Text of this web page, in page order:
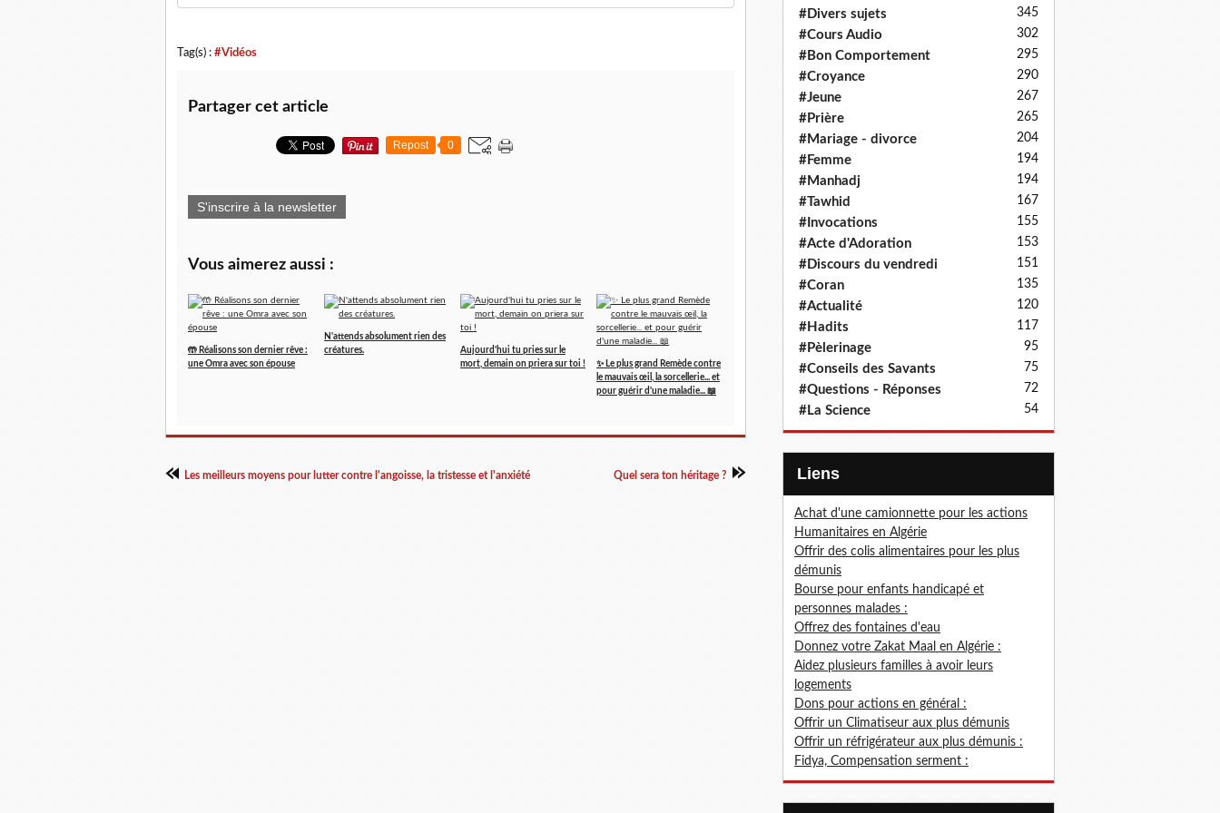
Tag(s) : #Vidéos
Partager cet article
Repost 0
S'inscrire à la newsletter
Vous aimerez aussi :
🤲 Réalisons son dernier rêve :
une Omra avec son épouse
N'attends absolument rien des
créatures.
Aujourd'hui tu pries sur le
mort, demain on priera sur toi !
✨ Le plus grand Remède contre
le mauvais œil, la sorcellerie... et
pour guérir d'une maladie... 📖
Les meilleurs moyens pour lutter contre l'angoisse, la tristesse et l'anxiété Quel sera ton héritage ?
#Divers sujets 345
#Cours Audio 302
#Bon Comportement 295
#Croyance 290
#Jeune 267
#Prière 265
#Mariage - divorce 204
#Femme 194
#Manhadj 194
#Tawhid 167
#Invocations 155
#Acte d'Adoration 153
#Discours du vendredi 151
#Coran 135
#Actualité 120
#Hadits 117
#Pèlerinage 95
#Conseils des Savants 75
#Questions - Réponses 72
#La Science 54
Liens
Achat d'une camionnette pour les actions
Humanitaires en Algérie
Offrir des colis alimentaires pour les plus
démunis
Bourse pour enfants handicapé et
personnes malades :
Offrez des fontaines d'eau
Donnez votre Zakat Maal en Algérie :
Aidez plusieurs familles à avoir leurs
logements
Dons pour actions en général :
Offrir un Climatiseur aux plus démunis
Offrir un réfrigérateur aux plus démunis :
Fidya, Compensation serment :